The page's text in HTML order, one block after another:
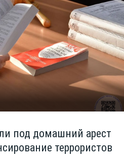
под домашний арест
террористов